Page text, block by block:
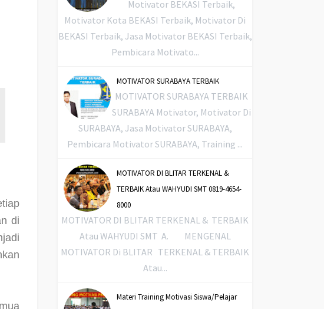
di
Motivator BEKASI Terbaik,
Motivator Kota BEKASI Terbaik, Motivator Di
BEKASI Terbaik, Jasa Motivator BEKASI Terbaik,
Pembicara Motivato...
MOTIVATOR SURABAYA TERBAIK
MOTIVATOR SURABAYA TERBAIK
SURABAYA Motivator, Motivator Di
SURABAYA, Jasa Motivator SURABAYA,
Pembicara Motivator SURABAYA, Training ...
MOTIVATOR DI BLITAR TERKENAL &
TERBAIK Atau WAHYUDI SMT 0819-4654-
8000
MOTIVATOR DI BLITAR TERKENAL & TERBAIK
Atau WAHYUDI SMT A. MENGENAL
MOTIVATOR Di BLITAR TERKENAL & TERBAIK
Atau...
Materi Training Motivasi Siswa/Pelajar